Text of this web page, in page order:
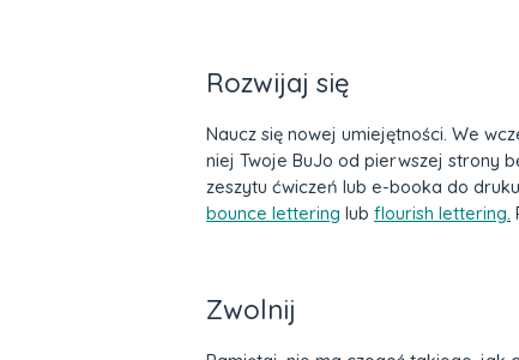
Rozwijaj się
Naucz się nowej umiejętności. We
niej Twoje BuJo od pierwszej strony
zeszytu ćwiczeń lub e-booka do
bounce lettering lub flourish lettering.
Zwolnij